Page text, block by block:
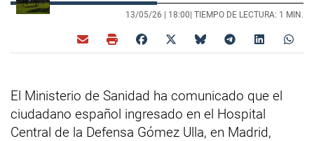
13/05/26 | 18:00| TIEMPO DE LECTURA: 1 MIN.
El Ministerio de Sanidad ha comunicado que el
ciudadano español ingresado en el Hospital
Central de la Defensa Gómez Ulla, en Madrid,